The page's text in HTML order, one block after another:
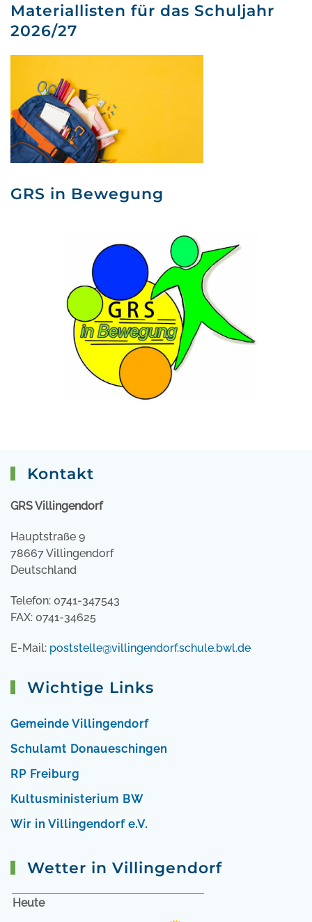
Materiallisten für das Schuljahr
2026/27
GRS in Bewegung
Kontakt
GRS Villingendorf
Hauptstraße 9
78667 Villingendorf
Deutschland
Telefon: 0741-347543
FAX: 0741-34625
E-Mail: poststelle@villingendorf.schule.bwl.de
Wichtige Links
Gemeinde Villingendorf
Schulamt Donaueschingen
RP Freiburg
Kultusministerium BW
Wir in Villingendorf e.V.
Wetter in Villingendorf
Heute